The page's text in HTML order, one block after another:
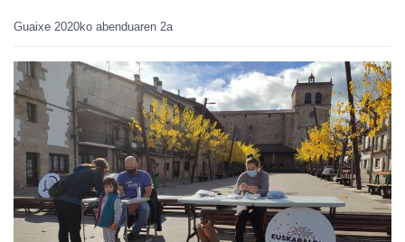
Guaixe 2020ko abenduaren 2a